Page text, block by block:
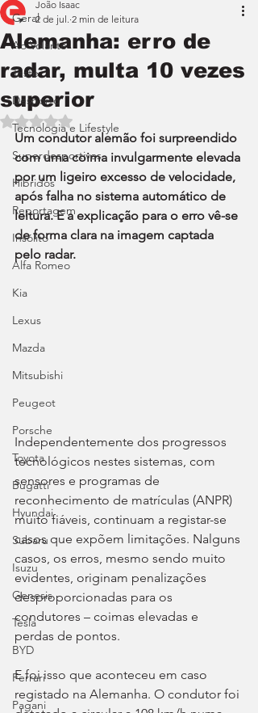
Geral
Ao Volante
Teste
Desporto
Tecnologia e Lifestyle
Superdesportivos
Híbridos
Reportagem
Insólito
Alfa Romeo
Kia
Lexus
Mazda
Mitsubishi
Peugeot
Porsche
Toyota
Bugatti
Hyundai
Subaru
Isuzu
Genesis
Tesla
BYD
Ferrari
Pagani
Alemanha: erro de
radar, multa 10 vezes
superior
João Isaac
2 de jul. 2 min de leitura
Avaliado com NaN de 5 estrelas.
Um condutor alemão foi surpreendido
com uma coima invulgarmente elevada
por um ligeiro excesso de velocidade,
após falha no sistema automático de
leitura. E a explicação para o erro vê-se
de forma clara na imagem captada
pelo radar.
Independentemente dos progressos
tecnológicos nestes sistemas, com
sensores e programas de
reconhecimento de matrículas (ANPR)
muito fiáveis, continuam a registar-se
casos que expõem limitações. Nalguns
casos, os erros, mesmo sendo muito
evidentes, originam penalizações
desproporcionadas para os
condutores – coimas elevadas e
perdas de pontos.
E foi isso que aconteceu em caso
registado na Alemanha. O condutor foi